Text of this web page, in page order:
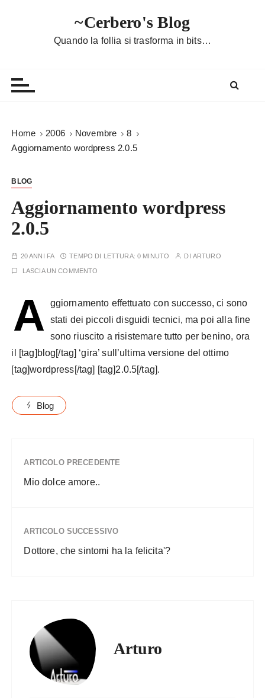
~Cerbero's Blog
Quando la follia si trasforma in bits…
Home 2006 Novembre
8
Aggiornamento wordpress 2.0.5
BLOG
Aggiornamento wordpress
2.0.5
20 ANNI FA TEMPO DI LETTURA: 0 MINUTO DI ARTURO
LASCIA UN COMMENTO
A
ggiornamento effettuato con successo, ci sono
stati dei piccoli disguidi tecnici, ma poi alla fine
sono riuscito a risistemare tutto per benino, ora
il [tag]blog[/tag] ‘gira’ sull’ultima versione del ottimo
[tag]wordpress[/tag] [tag]2.0.5[/tag].
Blog
ARTICOLO PRECEDENTE
Mio dolce amore..
ARTICOLO SUCCESSIVO
Dottore, che sintomi ha la felicita'?
Arturo